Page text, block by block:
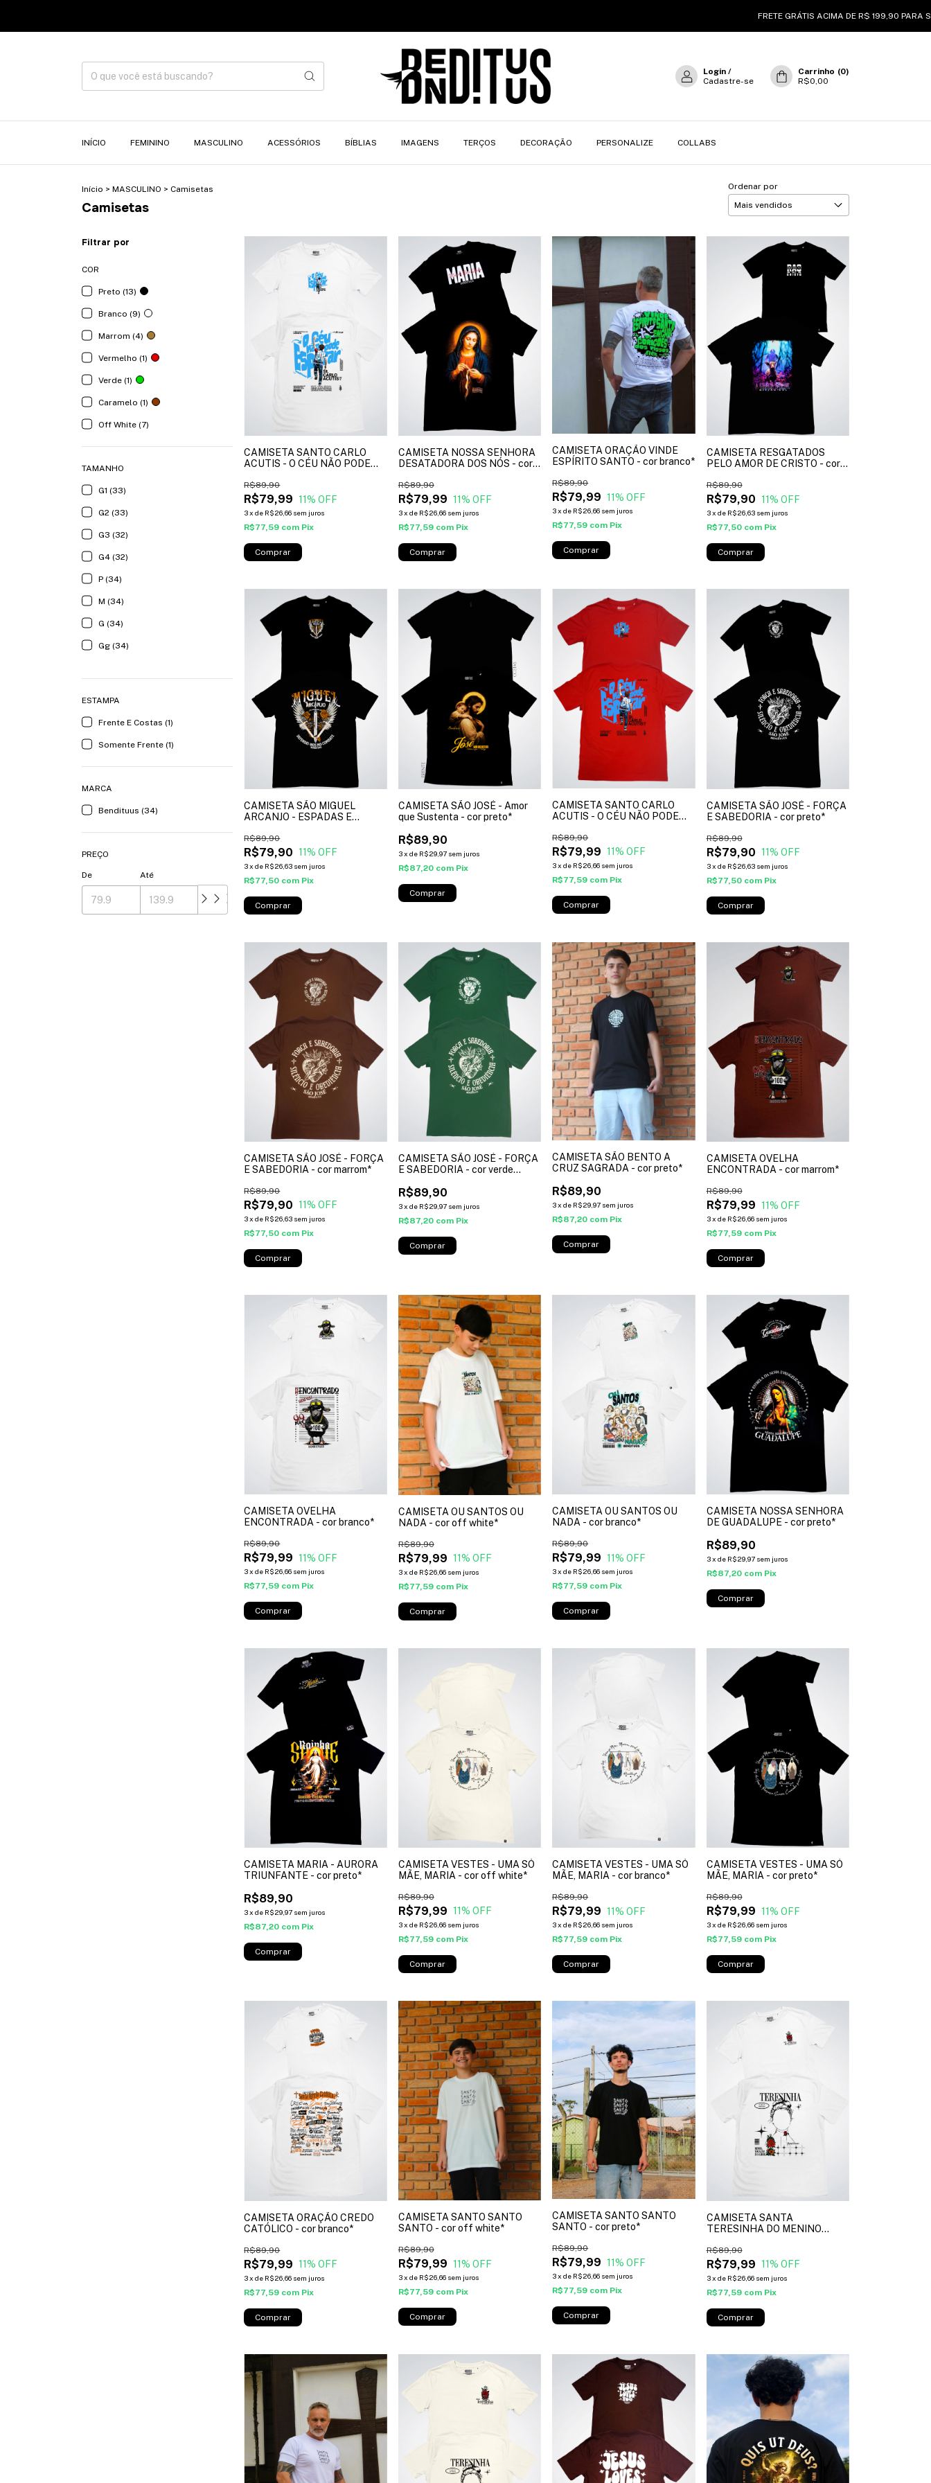
FRETE GRÁTIS ACIMA DE R$ 199,90 PARA SUL |
Login /
Cadastre-se
Carrinho (0)
R$0,00
INÍCIO FEMININO MASCULINO ACESSÓRIOS BÍBLIAS IMAGENS TERÇOS DECORAÇÃO PERSONALIZE COLLABS
Início > MASCULINO > Camisetas
Camisetas
Ordenar por
Filtrar por
COR
Preto (13)
Branco (9)
Marrom (4)
Vermelho (1)
Verde (1)
Caramelo (1)
Off White (7)
TAMANHO
G1 (33)
G2 (33)
G3 (32)
G4 (32)
P (34)
M (34)
G (34)
Gg (34)
ESTAMPA
Frente E Costas (1)
Somente Frente (1)
MARCA
Bendituus (34)
PREÇO
De Até
CAMISETA SANTO CARLO
ACUTIS - O CÉU NÃO PODE
R$79,99
R$89,90
11% OFF
3xde R$26,66 sem juros
R$77,59 com Pix
Comprar
CAMISETA NOSSA SENHORA
DESATADORA DOS NÓS - cor
R$79,99
R$89,90
11% OFF
3x de R$26,66 sem juros
R$77,59 com Pix
Comprar
CAMISETA ORAÇÃO VINDE
ESPÍRITO SANTO - cor branco*
R$79,99
R$89,90
11% OFF
3xde R$26,66 sem juros
R$77,59 com Pix
Comprar
CAMISETA RESGATADOS
PELO AMOR DE CRISTO - cor
R$79,90
R$89,90
11% OFF
3 x de R$26,63 sem juros
R$77,50 com Pix
Comprar
CAMISETA SÃO MIGUEL
ARCANJO - ESPADAS E
R$79,90
R$89,90
11% OFF
3xde R$26,63 sem juros
R$77,50 com Pix
Comprar
CAMISETA SÃO JOSÉ - Amor
que Sustenta - cor preto*
R$89,90
3x de R$29,97 sem juros
R$87,20 com Pix
Comprar
CAMISETA SANTO CARLO
ACUTIS - O CÉU NÃO PODE
R$79,99
R$89,90
11% OFF
3xde R$26,66 sem juros
R$77,59 com Pix
Comprar
CAMISETA SÃO JOSÉ - FORÇA
E SABEDORIA - cor preto*
R$79,90
R$89,90
11% OFF
3 x de R$26,63 sem juros
R$77,50 com Pix
Comprar
CAMISETA SÃO JOSÉ - FORÇA
E SABEDORIA - cor marrom*
R$79,90
R$89,90
11% OFF
3xde R$26,63 sem juros
R$77,50 com Pix
Comprar
CAMISETA SÃO JOSÉ - FORÇA
E SABEDORIA - cor verde
R$89,90
3x de R$29,97 sem juros
R$87,20 com Pix
Comprar
CAMISETA SÃO BENTO A
CRUZ SAGRADA - cor preto*
R$89,90
3xde R$29,97 sem juros
R$87,20 com Pix
Comprar
CAMISETA OVELHA
ENCONTRADA - cor marrom*
R$79,99
R$89,90
11% OFF
3 x de R$26,66 sem juros
R$77,59 com Pix
Comprar
CAMISETA OVELHA
ENCONTRADA - cor branco*
R$79,99
R$89,90
11% OFF
3xde R$26,66 sem juros
R$77,59 com Pix
Comprar
CAMISETA OU SANTOS OU
NADA - cor off white*
R$79,99
R$89,90
11% OFF
3x de R$26,66 sem juros
R$77,59 com Pix
Comprar
CAMISETA OU SANTOS OU
NADA - cor branco*
R$79,99
R$89,90
11% OFF
3xde R$26,66 sem juros
R$77,59 com Pix
Comprar
CAMISETA NOSSA SENHORA
DE GUADALUPE - cor preto*
R$89,90
3 x de R$29,97 sem juros
R$87,20 com Pix
Comprar
CAMISETA MARIA - AURORA
TRIUNFANTE - cor preto*
R$89,90
3xde R$29,97 sem juros
R$87,20 com Pix
Comprar
CAMISETA VESTES - UMA SÓ
MÃE, MARIA - cor off white*
R$79,99
R$89,90
11% OFF
3x de R$26,66 sem juros
R$77,59 com Pix
Comprar
CAMISETA VESTES - UMA SÓ
MÃE, MARIA - cor branco*
R$79,99
R$89,90
11% OFF
3xde R$26,66 sem juros
R$77,59 com Pix
Comprar
CAMISETA VESTES - UMA SÓ
MÃE, MARIA - cor preto*
R$79,99
R$89,90
11% OFF
3 x de R$26,66 sem juros
R$77,59 com Pix
Comprar
CAMISETA ORAÇÃO CREDO
CATÓLICO - cor branco*
R$79,99
R$89,90
11% OFF
3xde R$26,66 sem juros
R$77,59 com Pix
Comprar
CAMISETA SANTO SANTO
SANTO - cor off white*
R$79,99
R$89,90
11% OFF
3x de R$26,66 sem juros
R$77,59 com Pix
Comprar
CAMISETA SANTO SANTO
SANTO - cor preto*
R$79,99
R$89,90
11% OFF
3xde R$26,66 sem juros
R$77,59 com Pix
Comprar
CAMISETA SANTA
TERESINHA DO MENINO
R$79,99
R$89,90
11% OFF
3 x de R$26,66 sem juros
R$77,59 com Pix
Comprar